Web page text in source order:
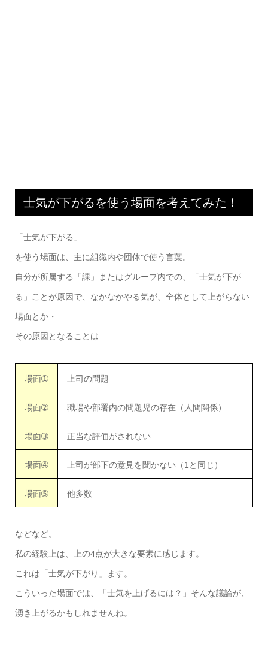
士気が下がるを使う場面を考えてみた！
「士気が下がる」
を使う場面は、主に組織内や団体で使う言葉。
自分が所属する「課」またはグループ内での、「士気が下が
る」ことが原因で、なかなかやる気が、全体として上がらない
場面とか・
その原因となることは
場面➀ 上司の問題
場面➁ 職場や部署内の問題児の存在（人間関係）
場面➂ 正当な評価がされない
場面➃ 上司が部下の意見を聞かない（1と同じ）
場面➄ 他多数
などなど。
私の経験上は、上の4点が大きな要素に感じます。
これは「士気が下がり」ます。
こういった場面では、「士気を上げるには？」そんな議論が、
湧き上がるかもしれませんね。